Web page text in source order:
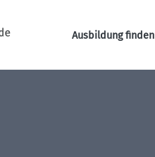
Ausbildung finden